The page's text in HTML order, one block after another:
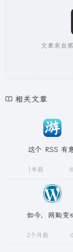
文章来自
相关文章
这个 RSS 有
1年前
如今，网购变
2个月前